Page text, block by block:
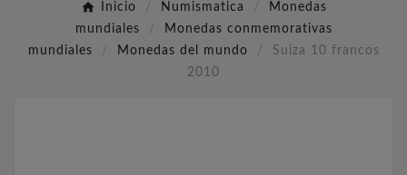
Inicio Numismatica
Monedas
mundiales
Monedas conmemorativas
mundiales
Monedas del mundo
Suiza 10 francos
2010